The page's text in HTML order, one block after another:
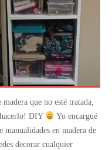
que no esté tratada,
DIY
Yo encargué
manualidades en madera de
decorar cualquier